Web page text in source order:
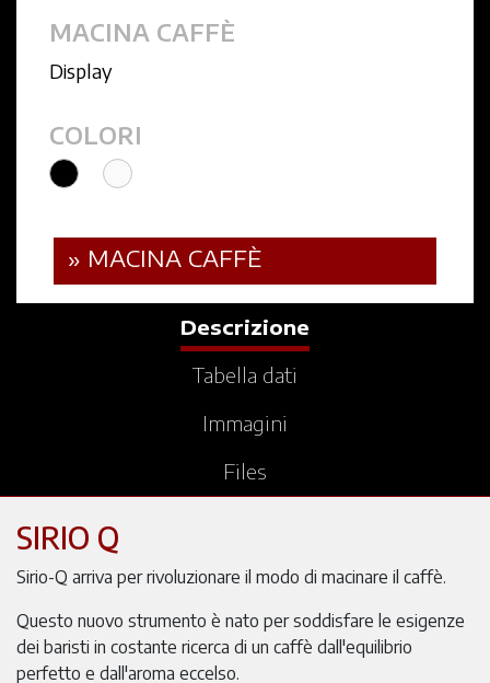
MACINA CAFFÈ
Display
COLORI
» MACINA CAFFÈ
Descrizione
Tabella dati
Immagini
Files
SIRIO Q
Sirio-Q arriva per rivoluzionare il modo di macinare il caffè.
Questo nuovo strumento è nato per soddisfare le esigenze
dei baristi in costante ricerca di un caffè dall'equilibrio
perfetto e dall'aroma eccelso.